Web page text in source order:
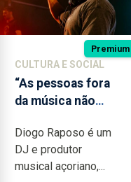
Premium
CULTURA E SOCIAL
“As pessoas fora
da música não
quão difícil é
produzir uma
música”
Diogo Raposo é um
DJ e produtor
musical açoriano,...